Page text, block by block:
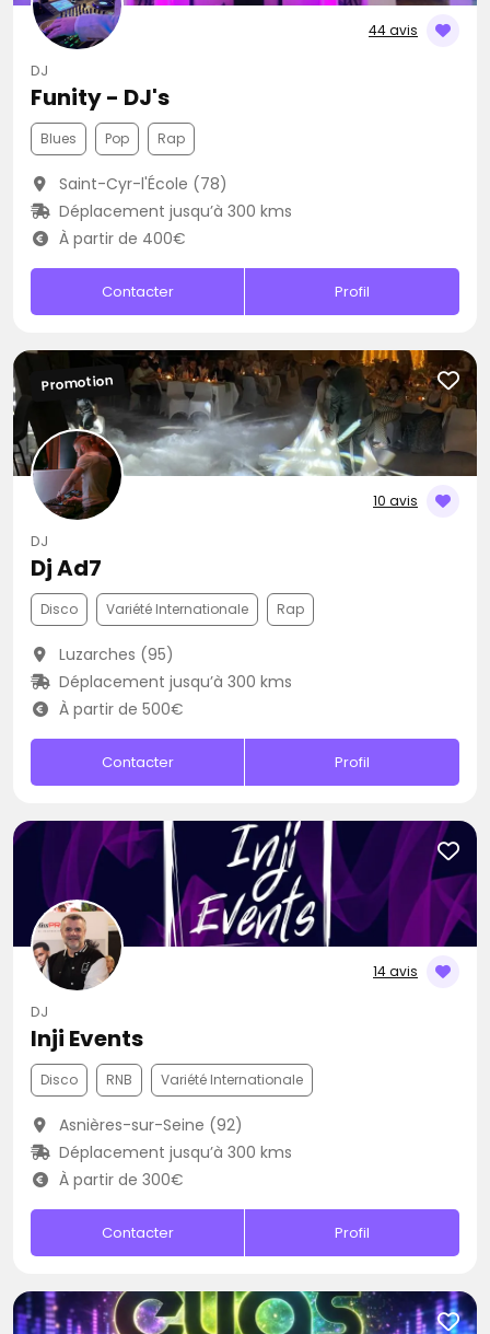
44 avis
DJ
Funity - DJ's
Blues Pop Rap
Saint-Cyr-l'École (78)
Déplacement jusqu’à 300 kms
À partir de 400€
Contacter Profil
10 avis
Promotion
DJ
Dj Ad7
Disco Variété Internationale Rap
Luzarches (95)
Déplacement jusqu’à 300 kms
À partir de 500€
Contacter Profil
14 avis
DJ
Inji Events
Disco RNB Variété Internationale
Asnières-sur-Seine (92)
Déplacement jusqu’à 300 kms
À partir de 300€
Contacter Profil